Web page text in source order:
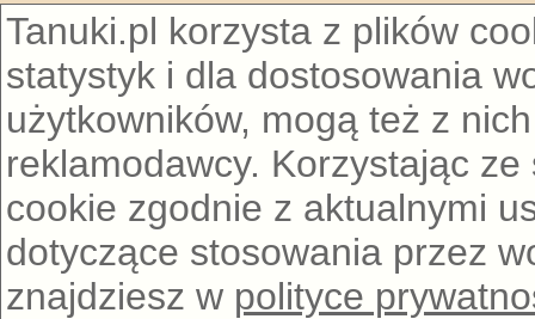
Tanuki.pl korzysta z plików
statystyk i dla dostosowania
użytkowników, mogą też z
reklamodawcy. Korzystając
cookie zgodnie z aktualnymi
dotyczące stosowania przez
znajdziesz w polityce